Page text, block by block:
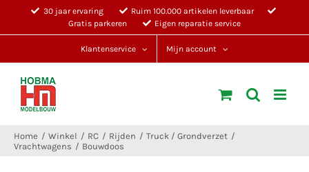
30 jaar ervaring
Ruim 100.000 artikelen leverbaar
Gratis parkeren
Eigen reparatie service
Klantenservice Mijn account
Home Winkel RC Rijden
Truck / Grondverzet
Vrachtwagens
Bouwdoos